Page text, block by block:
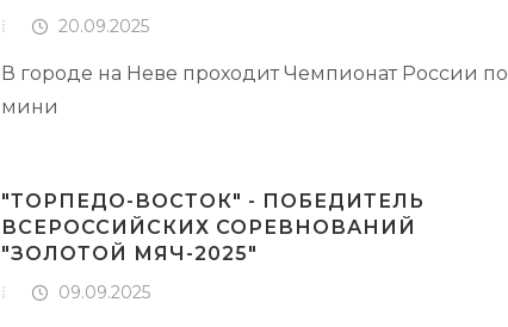
20.09.2025
В городе на Неве проходит Чемпионат России по
мини
"ТОРПЕДО-ВОСТОК" - ПОБЕДИТЕЛЬ
ВСЕРОССИЙСКИХ СОРЕВНОВАНИЙ
"ЗОЛОТОЙ МЯЧ-2025"
09.09.2025